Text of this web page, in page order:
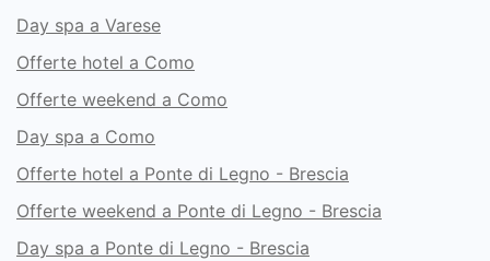
Day spa a Varese
Offerte hotel a Como
Offerte weekend a Como
Day spa a Como
Offerte hotel a Ponte di Legno - Brescia
Offerte weekend a Ponte di Legno - Brescia
Day spa a Ponte di Legno - Brescia